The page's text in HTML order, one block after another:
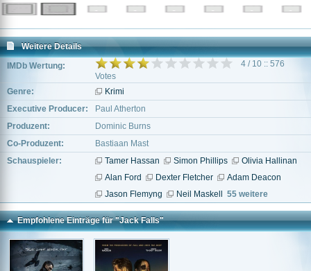
Weitere Details
IMDb Wertung:
4 / 10 :: 576
Votes
Genre:
Krimi
Executive Producer:
Paul Atherton
Produzent:
Dominic Burns
Co-Produzent:
Bastiaan Mast
Schauspieler:
Tamer Hassan Simon Phillips
Olivia Hallinan
Alan Ford
Dexter Fletcher
Adam Deacon
Jason Flemyng
Neil Maskell 55 weitere
Empfohlene Einträge für "Jack Falls"